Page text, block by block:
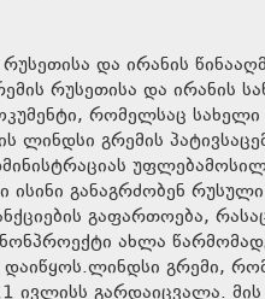
რუსეთისა და ირანის
რუსეთისა და ირანის
რომელსაც
ლინდსი გრემის
ისინი განაგრძობენ
გაფართოება,
ახლა
გრემი,